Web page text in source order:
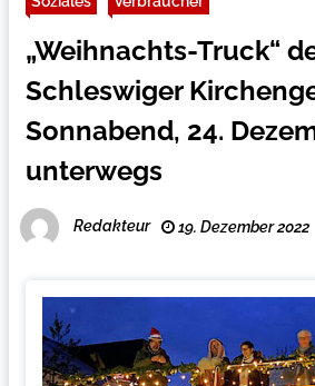
„Weihnachts-Truck“
Schleswiger
Sonnabend, 24.
unterwegs
Redakteur 19. Dezember 2022